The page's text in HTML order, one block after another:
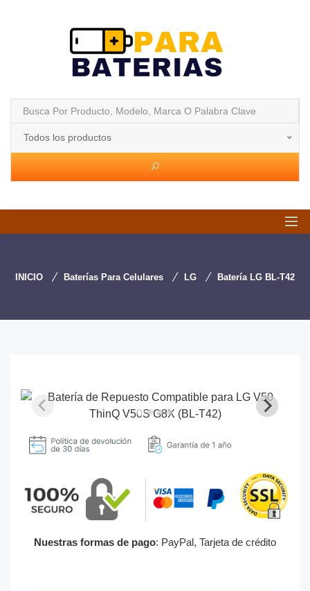
Todos los productos
INICIO Baterías Para Celulares LG Batería LG BL-T42
Nuestras formas de pago: PayPal, Tarjeta de crédito